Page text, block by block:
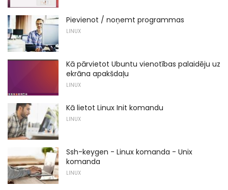
Pievienot / noņemt programmas
LINUX
Kā pārvietot Ubuntu vienotības palaidēju uz
ekrāna apakšdaļu
LINUX
Kā lietot Linux Init komandu
LINUX
Ssh-keygen - Linux komanda - Unix
komanda
LINUX